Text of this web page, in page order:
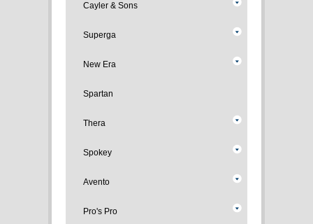
Cayler & Sons
Superga
New Era
Spartan
Thera
Spokey
Avento
Pro's Pro